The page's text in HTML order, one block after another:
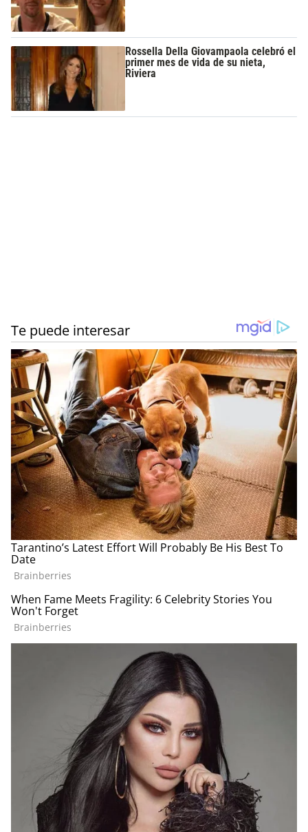
Rossella Della Giovampaola celebró el
primer mes de vida de su nieta,
Riviera